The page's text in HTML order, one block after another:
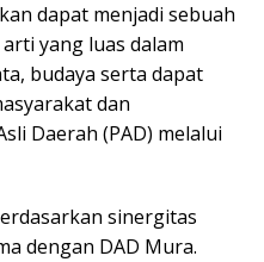
dapat menjadi sebuah
yang luas dalam
budaya serta dapat
dan
Daerah (PAD) melalui
sinergitas
dengan DAD Mura.